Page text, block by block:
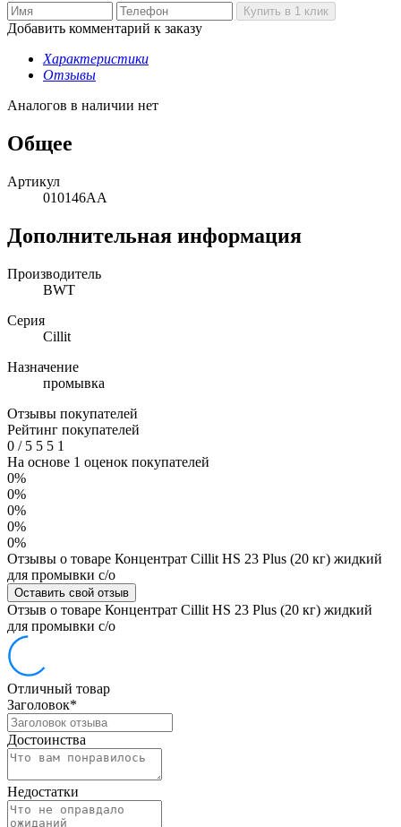
Добавить комментарий к заказу
Характеристики
Отзывы
Аналогов в наличии нет
Общее
Артикул
010146АА
Дополнительная информация
Производитель
BWT
Серия
Cillit
Назначение
промывка
Отзывы покупателей
Рейтинг покупателей
0 /5 5 5 1
На основе 1 оценок покупателей
0%
0%
0%
0%
0%
Отзывы о товаре Концентрат Cillit HS 23 Plus (20 кг) жидкий
для промывки с/о
Оставить свой отзыв
Отзыв о товаре Концентрат Cillit HS 23 Plus (20 кг) жидкий
для промывки с/о
Отличный товар
Заголовок*
Достоинства
Недостатки